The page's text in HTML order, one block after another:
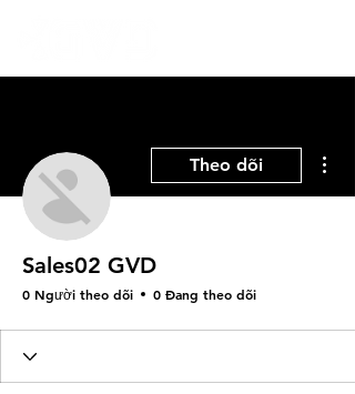
Theo dõi
Sales02 GVD
0 Người theo dõi 0 Đang theo dõi